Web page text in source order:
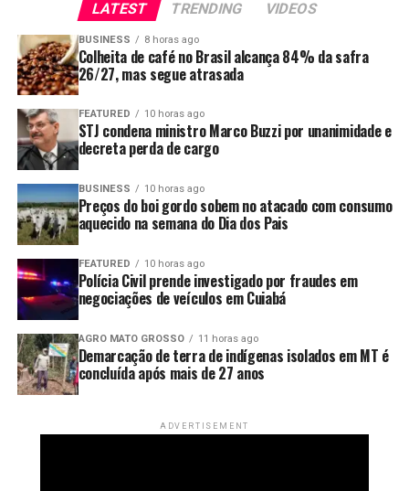
alcançaria multas decorrentes de decisões judiciais já
proferidas.
Argumenta também que a proposta implicaria renúncia
de receita sem a estimativa de impacto orçamentário e
financeiro exigida pela legislação.
O presidente da República vetou também um artigo que
convertia em advertência multas aplicadas por
descumprimento da política de pisos mínimos do frete.
O governo argumenta que a medida representa anistia
de penalidades administrativas e renúncia de receita
sem estimativa de impacto financeiro.
Os vetos serão analisados pelo Congresso Nacional, que
poderá mantê-los ou derrubá-los. Até lá, permanecem
em vigor os trechos sancionados da lei, incluindo as
regras de fiscalização do piso mínimo do frete e o uso do
LATEST TRENDING VIDEOS
BUSINESS 8 horas ago
Colheita de café no Brasil alcança 84% da safra
26/27, mas segue atrasada
FEATURED 10 horas ago
STJ condena ministro Marco Buzzi por unanimidade e
decreta perda de cargo
BUSINESS 10 horas ago
Preços do boi gordo sobem no atacado com consumo
aquecido na semana do Dia dos Pais
FEATURED 10 horas ago
Polícia Civil prende investigado por fraudes em
negociações de veículos em Cuiabá
AGRO MATO GROSSO 11 horas ago
Demarcação de terra de indígenas isolados em MT é
concluída após mais de 27 anos
ADVERTISEMENT